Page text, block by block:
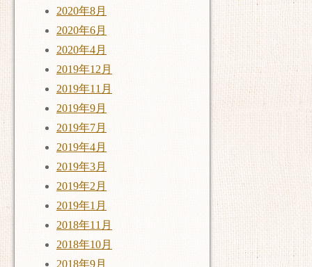
2020年8月
2020年6月
2020年4月
2019年12月
2019年11月
2019年9月
2019年7月
2019年4月
2019年3月
2019年2月
2019年1月
2018年11月
2018年10月
2018年9月